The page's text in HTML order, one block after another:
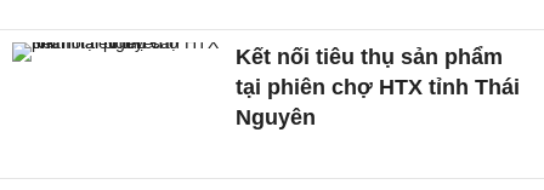
Kết nối tiêu thụ sản phẩm
tại phiên chợ HTX tỉnh Thái
Nguyên